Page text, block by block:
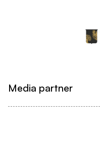
Media partner